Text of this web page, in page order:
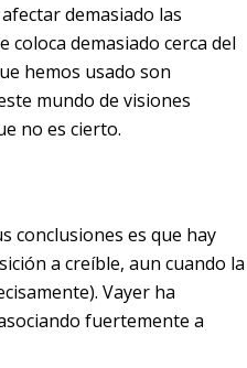
demasiado las
coloca demasiado cerca del
hemos usado son
mundo de visiones
no es cierto.
conclusiones es que hay
a creíble, aun cuando la
Vayer ha
fuertemente a